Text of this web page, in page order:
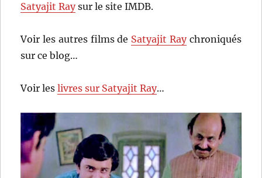
Satyajit Raysur le site IMDB.
Voir les autres films de Satyajit Raychroniqués
sur ce blog…
Voir leslivres sur Satyajit Ray…